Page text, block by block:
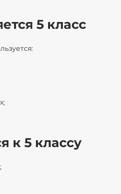
5 класс
к 5 классу